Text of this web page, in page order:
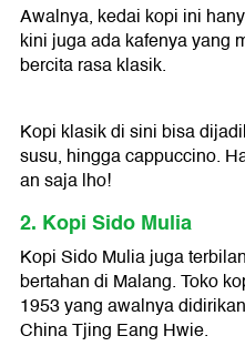
Awalnya, kedai kopi ini
kini juga ada kafenya yang
bercita rasa klasik.
Kopi klasik di sini bisa
susu, hingga cappuccino.
an saja lho!
2. Kopi Sido Mulia
Kopi Sido Mulia juga
bertahan di Malang. Toko
1953 yang awalnya
China Tjing Eang Hwie.